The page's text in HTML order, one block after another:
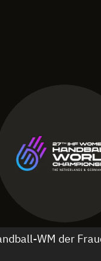
WM der